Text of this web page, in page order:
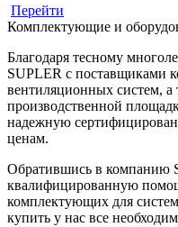
Перейти
Комплектующие и
Благодаря тесному
SUPLER с поставщиками
вентиляционных систем,
производственной
надежную
ценам.
Обратившись в компанию
квалифицированную
комплектующих для
купить у нас все